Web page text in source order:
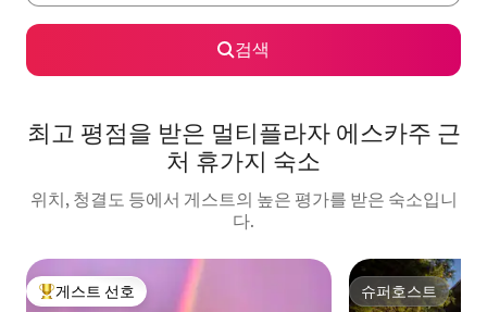
검색
최고 평점을 받은 멀티플라자 에스카주 근
처 휴가지 숙소
위치, 청결도 등에서 게스트의 높은 평가를 받은 숙소입니
다.
상위 게스트 선호
게스트 선호 슈퍼호스트
슈퍼호스트